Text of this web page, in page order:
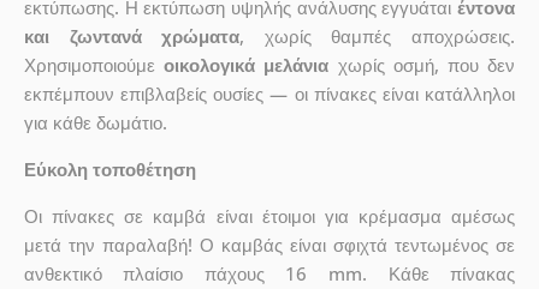
εκτύπωσης. Η εκτύπωση υψηλής ανάλυσης εγγυάταιέντονα
και ζωντανά χρώματα, χωρίς θαμπές αποχρώσεις.
Χρησιμοποιούμεοικολογικά μελάνια χωρίς οσμή, που δεν
εκπέμπουν επιβλαβείς ουσίες — οι πίνακες είναι κατάλληλοι
για κάθε δωμάτιο.
Εύκολη τοποθέτηση
Οι πίνακες σε καμβά είναι έτοιμοι για κρέμασμα αμέσως
μετά την παραλαβή! Ο καμβάς είναι σφιχτά τεντωμένος σε
ανθεκτικό πλαίσιο πάχους 16 mm. Κάθε πίνακας